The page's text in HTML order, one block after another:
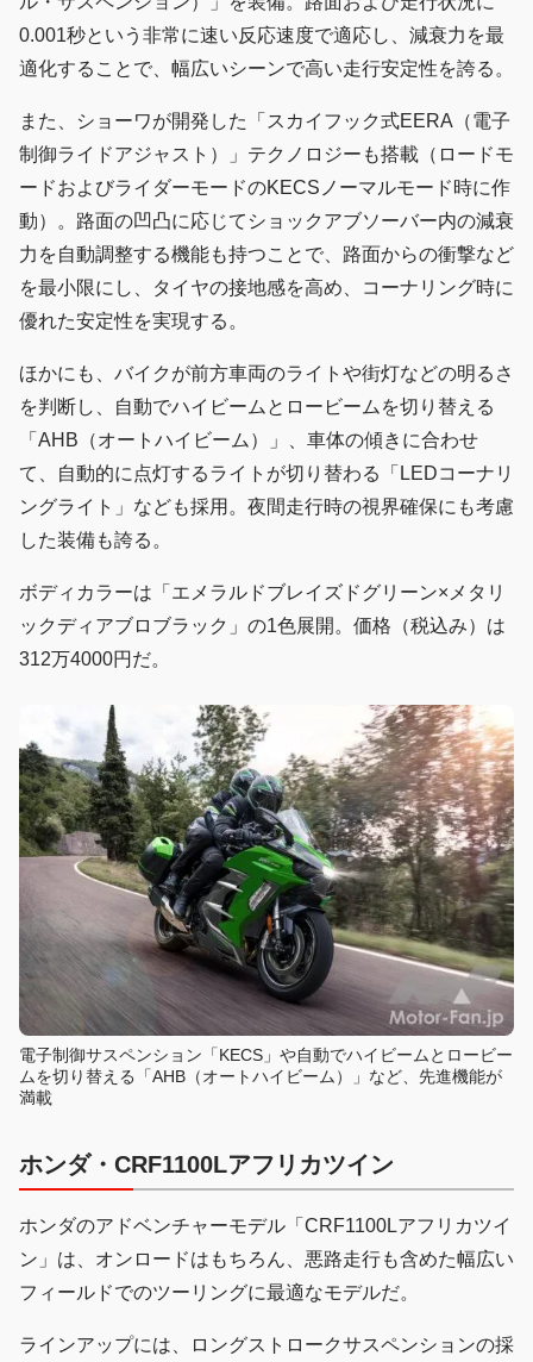
0.001秒という非常に速い反応速度で適応し、減衰力を最
適化することで、幅広いシーンで高い走行安定性を誇る。
また、ショーワが開発した「スカイフック式EERA（電子
制御ライドアジャスト）」テクノロジーも搭載（ロードモ
ードおよびライダーモードのKECSノーマルモード時に作
動）。路面の凹凸に応じてショックアブソーバー内の減衰
力を自動調整する機能も持つことで、路面からの衝撃など
を最小限にし、タイヤの接地感を高め、コーナリング時に
優れた安定性を実現する。
ほかにも、バイクが前方車両のライトや街灯などの明るさ
を判断し、自動でハイビームとロービームを切り替える
「AHB（オートハイビーム）」、車体の傾きに合わせ
て、自動的に点灯するライトが切り替わる「LEDコーナリ
ングライト」なども採用。夜間走行時の視界確保にも考慮
した装備も誇る。
ボディカラーは「エメラルドブレイズドグリーン×メタリ
ックディアブロブラック」の1色展開。価格（税込み）は
312万4000円だ。
電子制御サスペンション「KECS」や自動でハイビームとロービー
ムを切り替える「AHB（オートハイビーム）」など、先進機能が
満載
ホンダ・CRF1100Lアフリカツイン
ホンダのアドベンチャーモデル「CRF1100Lアフリカツイ
ン」は、オンロードはもちろん、悪路走行も含めた幅広い
フィールドでのツーリングに最適なモデルだ。
ラインアップには、ロングストロークサスペンションの採